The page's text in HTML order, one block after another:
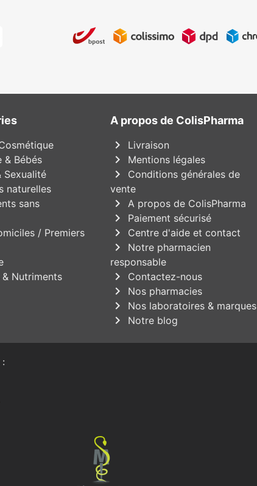
& Bébés
Sexualité
naturelles
sans
/ Premiers
Nutriments
A propos de ColisPharma
chevron_right Livraison
chevron_right Mentions légales
chevron_right
Conditions générales de
vente
chevron_right A propos de ColisPharma
chevron_right Paiement sécurisé
chevron_right Centre d'aide et contact
chevron_right
Notre pharmacien
responsable
chevron_right Contactez-nous
chevron_right Nos pharmacies
chevron_right Nos laboratoires & marques
chevron_right Notre blog
: